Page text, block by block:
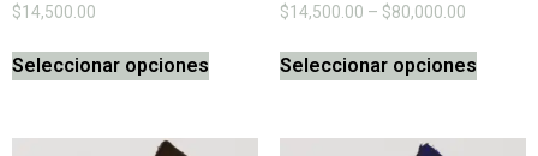
$14,500.00
Seleccionar opciones
$14,500.00 – $80,000.00
Seleccionar opciones